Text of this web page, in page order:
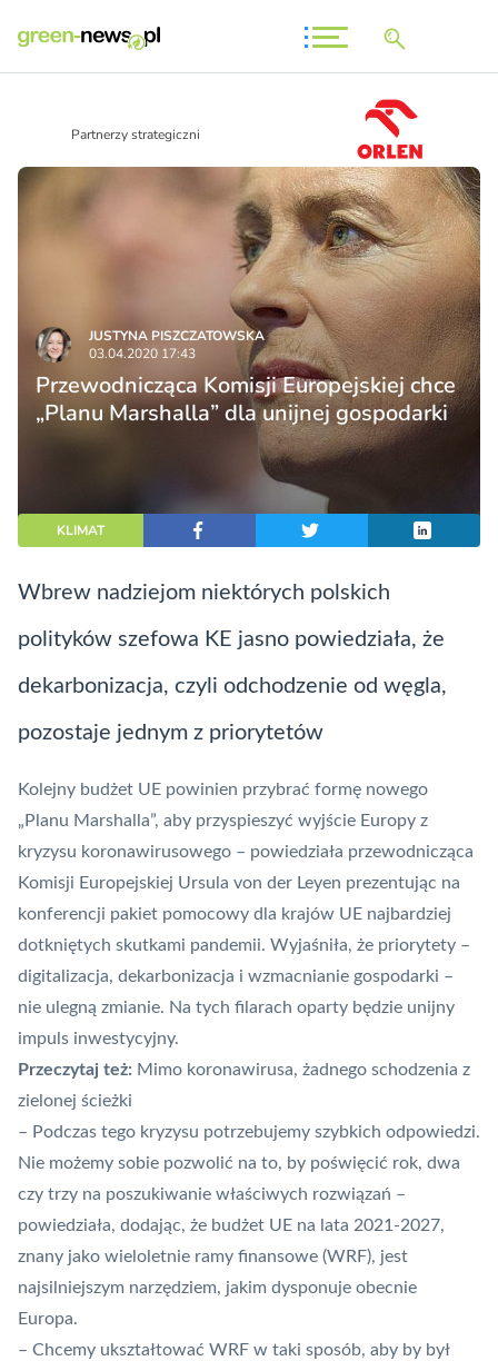
Partnerzy strategiczni
JUSTYNA PISZCZATOWSKA
03.04.2020 17:43
Przewodnicząca Komisji Europejskiej chce
„Planu Marshalla” dla unijnej gospodarki
KLIMAT
Wbrew nadziejom niektórych polskich
polityków szefowa KE jasno powiedziała, że
dekarbonizacja, czyli odchodzenie od węgla,
pozostaje jednym z priorytetów
Kolejny budżet UE powinien przybrać formę nowego
„Planu Marshalla”, aby przyspieszyć wyjście Europy z
kryzysu koronawirusowego – powiedziała przewodnicząca
Komisji Europejskiej Ursula von der Leyen prezentując na
konferencji pakiet pomocowy dla krajów UE najbardziej
dotkniętych skutkami pandemii. Wyjaśniła, że priorytety –
digitalizacja, dekarbonizacja i wzmacnianie gospodarki –
nie ulegną zmianie. Na tych filarach oparty będzie unijny
impuls inwestycyjny.
Przeczytaj też: Mimo koronawirusa, żadnego schodzenia z
zielonej ścieżki
– Podczas tego kryzysu potrzebujemy szybkich odpowiedzi.
Nie możemy sobie pozwolić na to, by poświęcić rok, dwa
czy trzy na poszukiwanie właściwych rozwiązań –
powiedziała, dodając, że budżet UE na lata 2021-2027,
znany jako wieloletnie ramy finansowe (WRF), jest
najsilniejszym narzędziem, jakim dysponuje obecnie
Europa.
– Chcemy ukształtować WRF w taki sposób, aby by był